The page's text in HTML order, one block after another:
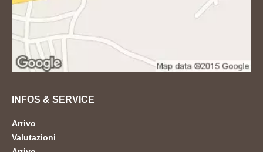
INFOS & SERVICE
Arrivo
Valutazioni